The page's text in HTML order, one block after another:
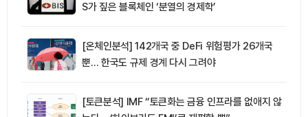
S가 짚은 블록체인 ‘분열의 경제학’
[온체인분석] 142개국 중 DeFi 위험평가 26개국
뿐… 한국도 규제 경계 다시 그려야
[토큰분석] IMF “토큰화는 금융 인프라를 없애지 않